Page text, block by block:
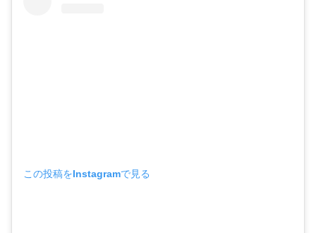
この投稿をInstagramで見る